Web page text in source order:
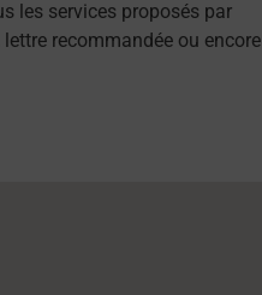
les services proposés par
recommandée ou encore